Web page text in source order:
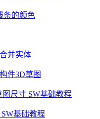
条的颜色
并实体
件3D草图
图尺寸 SW基础教程
基础教程